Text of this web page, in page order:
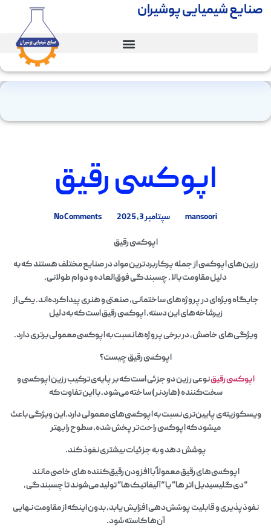
صنایع شیمیایی پوشیران
اپوکسی رقیق
mansoori سپتامبر 3, 2025 No Comments
اپوکسی رقیق
رزین‌های اپوکسی از جمله پرکاربردترین مواد در صنایع مختلف هستند که به
دلیل مقاومت بالا ، چسبندگی فوق‌العاده و دوام طولانی،
جایگاه ویژه‌ای در پروژه‌های ساختمانی، صنعتی و هنری پیدا کرده‌اند.یکی از
زیرشاخه‌های این دسته، اپوکسی رقیق است که به‌دلیل
ویژگی‌های خاصش، در برخی پروژه‌ها نسبت به اپوکسی معمولی برتری دارد.
اپوکسی رقیق چیست؟
اپوکسی رقیقنوعی رزین دو جزئی است که بر پایه‌ی ترکیب رزین اپوکسی و
سخت‌کننده (هاردنر) ساخته می‌شود، با این تفاوت که
ویسکوزیته‌ی پایین‌تری نسبت به اپوکسی‌های معمولی دارد.این ویژگی باعث
میشود که اپوکسی راحت‌تر پخش شده، سطوح را بهتر
پوشش دهد و به جزئیات بیشتری نفوذ کند.
اپوکسی‌های رقیق معمولاً با افزودن رقیق‌کننده‌ های خاصی مانند
“دی‌گلیسیدیل اتر ها” یا “آلیفاتیک‌ها” تولید می‌شوند تا چسبندگی،
نفوذپذیری و قابلیت پوشش‌دهی افزایش یابد، بدون اینکه از مقاومت نهایی
آن‌ها کاسته شود.